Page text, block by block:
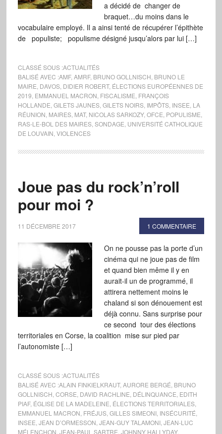
a décidé de changer de
braquet…du moins dans le
vocabulaire employé. Il a ainsi tenté de récupérer l’épithète
de populiste; populisme désigné jusqu’alors par lui […]
CLASSÉ SOUS :ACTUALITÉS
BALISÉ AVEC :AMF, AMRF, BRUNO GOLLNISCH BRUNO LE
MAIRE DAVOS, DIDIER ROBERT, ÉLECTIONS EUROPÉENNES DE
2019 EMMANUEL MACRON FISCALISME FRANÇOIS
HOLLANDE GILETS JAUNES, GILETS NOIRS, IMPÔTS, INSEE LA
RÉUNION MAIRES, MAT, NICOLAS SARKOZY, OFCE POPULISME
RAS-LE-BOL DES MAIRES, SONDAGE UNIVERSITÉ CATHOLIQUE
DE LOUVAIN VIOLENCES
Joue pas du rock’n’roll
pour moi ?
11 DÉCEMBRE 2017 1 COMMENTAIRE
On ne pousse pas la porte d’un
cinéma qui ne joue pas de film
et quand bien même il y en
aurait-il un de programmé, il
attirera nettement moins le
chaland si son dénouement est
déjà connu. Sans surprise pour
ce second tour des élections
territoriales en Corse, la coalition mise sur pied par
l’autonomiste […]
CLASSÉ SOUS :ACTUALITÉS
BALISÉ AVEC :ALAIN FINKIELKRAUT, AURORE BERGÉ BRUNO
GOLLNISCH CORSE DAVID RACHLINE DÉLINQUANCE EDITH
PIAF, ÉGLISE DE LA MADELEINE ÉLECTIONS TERRITORIALES,
EMMANUEL MACRON FRÉJUS, GILLES SIMEONI, INSÉCURITÉ
INSEE JEAN D’ORMESSON JEAN-GUY TALAMONI, JEAN-LUC
MÉLENCHON JEAN-PAUL SARTRE JOHNNY HALLYDAY,